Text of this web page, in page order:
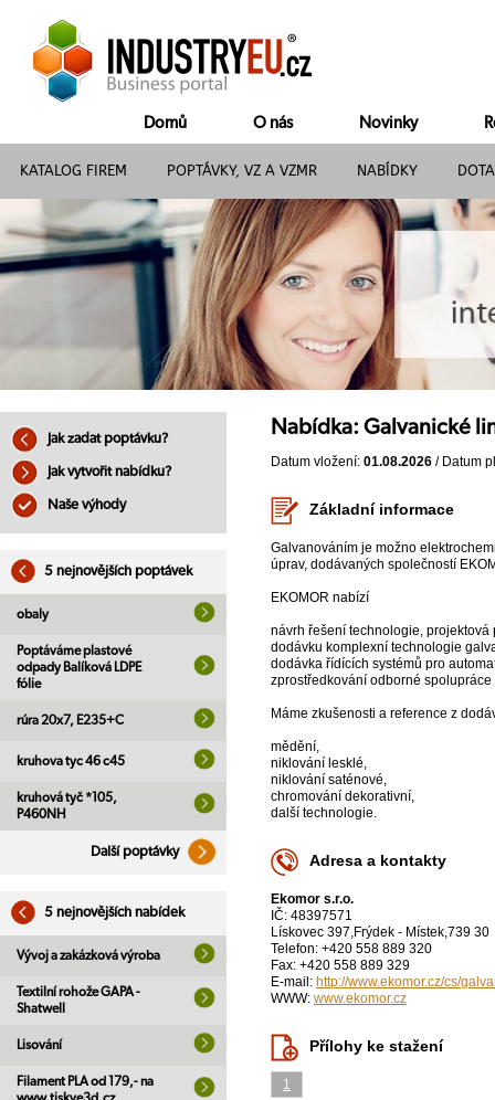
Domů O nás Novinky
KATALOG FIREM POPTÁVKY, VZ A VZMR NABÍDKY
Jak zadat poptávku?
Jak vytvořit nabídku?
Naše výhody
5 nejnovějších poptávek
obaly
Poptáváme plastové
odpady Balíková LDPE
fólie
rúra 20x7, E235+C
kruhova tyc 46 c45
kruhová tyč *105,
P460NH
Další poptávky
5 nejnovějších nabídek
Vývoj a zakázková výroba
Textilní rohože GAPA -
Shatwell
Lisování
Filament PLA od 179,- na
Nabídka: Galvanické
Datum vložení: 01.08.2026 / Datum
Základní informace
Galvanováním je možno
úprav, dodávaných společností
EKOMOR nabízí
návrh řešení technologie, projektová
dodávku komplexní technologie
dodávka řídících systémů pro
zprostředkování odborné
Máme zkušenosti a reference z
mědění,
niklování lesklé,
niklování saténové,
chromování dekorativní,
další technologie.
Adresa a kontakty
Ekomor s.r.o.
IČ: 48397571
Lískovec 397,Frýdek - Místek,739 30
Telefon: +420 558 889 320
Fax: +420 558 889 329
E-mail: http://www.ekomor.cz/cs/
WWW: www.ekomor.cz
Přílohy ke stažení
1